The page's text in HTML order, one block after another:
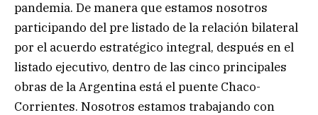
pandemia. De manera que estamos nosotros
participando del pre listado de la relación bilateral
por el acuerdo estratégico integral, después en el
listado ejecutivo, dentro de las cinco principales
obras de la Argentina está el puente Chaco-
Corrientes. Nosotros estamos trabajando con